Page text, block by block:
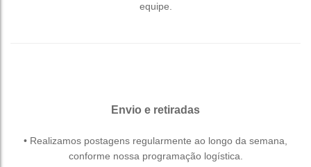
equipe.
Envio e retiradas
• Realizamos postagens regularmente ao longo da semana,
conforme nossa programação logística.